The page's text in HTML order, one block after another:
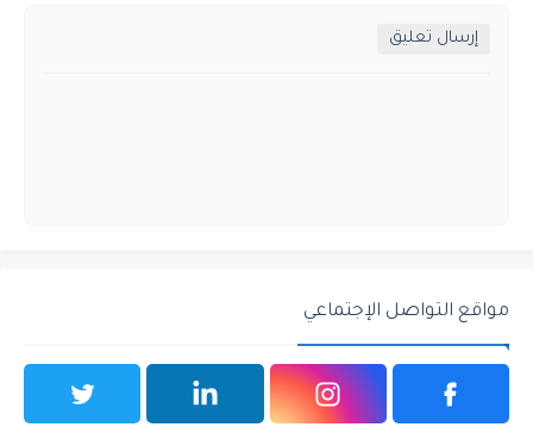
إرسال تعليق
مواقع التواصل الإجتماعي